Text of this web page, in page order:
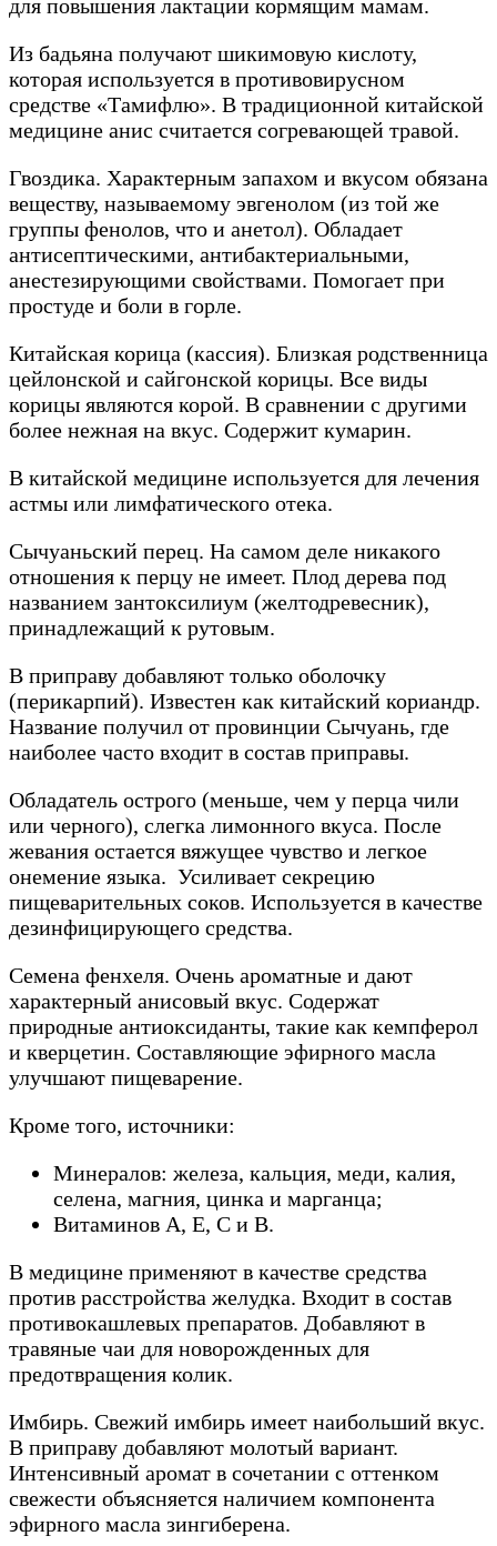
для повышения лактации кормящим мамам.
Из бадьяна получают шикимовую кислоту,
которая используется в противовирусном
средстве «Тамифлю». В традиционной китайской
медицине анис считается согревающей травой.
Гвоздика. Характерным запахом и вкусом обязана
веществу, называемому эвгенолом (из той же
группы фенолов, что и анетол). Обладает
антисептическими, антибактериальными,
анестезирующими свойствами. Помогает при
простуде и боли в горле.
Китайская корица (кассия). Близкая родственница
цейлонской и сайгонской корицы. Все виды
корицы являются корой. В сравнении с другими
более нежная на вкус. Содержит кумарин.
В китайской медицине используется для лечения
астмы или лимфатического отека.
Сычуаньский перец. На самом деле никакого
отношения к перцу не имеет. Плод дерева под
названием зантоксилиум (желтодревесник),
принадлежащий к рутовым.
В приправу добавляют только оболочку
(перикарпий). Известен как китайский кориандр.
Название получил от провинции Сычуань, где
наиболее часто входит в состав приправы.
Обладатель острого (меньше, чем у перца чили
или черного), слегка лимонного вкуса. После
жевания остается вяжущее чувство и легкое
онемение языка. Усиливает секрецию
пищеварительных соков. Используется в качестве
дезинфицирующего средства.
Семена фенхеля. Очень ароматные и дают
характерный анисовый вкус. Содержат
природные антиоксиданты, такие как кемпферол
и кверцетин. Составляющие эфирного масла
улучшают пищеварение.
Кроме того, источники:
Минералов: железа, кальция, меди, калия,
селена, магния, цинка и марганца;
Витаминов А, Е, С и В.
В медицине применяют в качестве средства
против расстройства желудка. Входит в состав
противокашлевых препаратов. Добавляют в
травяные чаи для новорожденных для
предотвращения колик.
Имбирь. Свежий имбирь имеет наибольший вкус.
В приправу добавляют молотый вариант.
Интенсивный аромат в сочетании с оттенком
свежести объясняется наличием компонента
эфирного масла зингиберена.